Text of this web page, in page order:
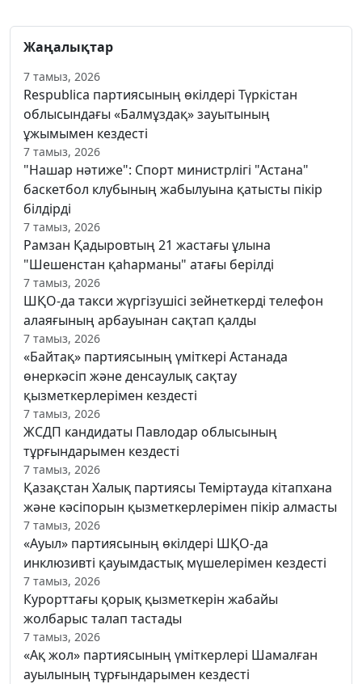
Жаңалықтар
7 тамыз, 2026
Respublica партиясының өкілдері Түркістан
облысындағы «Балмұздақ» зауытының
ұжымымен кездесті
7 тамыз, 2026
"Нашар нәтиже": Спорт министрлігі "Астана"
баскетбол клубының жабылуына қатысты пікір
білдірді
7 тамыз, 2026
Рамзан Қадыровтың 21 жастағы ұлына
"Шешенстан қаһарманы" атағы берілді
7 тамыз, 2026
ШҚО-да такси жүргізушісі зейнеткерді телефон
алаяғының арбауынан сақтап қалды
7 тамыз, 2026
«Байтақ» партиясының үміткері Астанада
өнеркәсіп және денсаулық сақтау
қызметкерлерімен кездесті
7 тамыз, 2026
ЖСДП кандидаты Павлодар облысының
тұрғындарымен кездесті
7 тамыз, 2026
Қазақстан Халық партиясы Теміртауда кітапхана
және кәсіпорын қызметкерлерімен пікір алмасты
7 тамыз, 2026
«Ауыл» партиясының өкілдері ШҚО-да
инклюзивті қауымдастық мүшелерімен кездесті
7 тамыз, 2026
Курорттағы қорық қызметкерін жабайы
жолбарыс талап тастады
7 тамыз, 2026
«Ақ жол» партиясының үміткерлері Шамалған
ауылының тұрғындарымен кездесті